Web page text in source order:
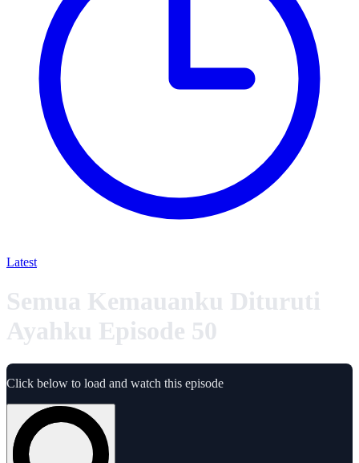
Latest
Semua Kemauanku Dituruti
Ayahku Episode 50
Click below to load and watch this episode